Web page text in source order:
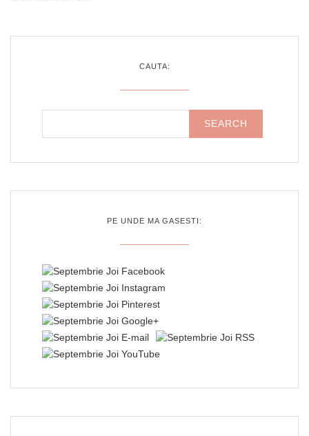
CAUTA:
PE UNDE MA GASESTI: